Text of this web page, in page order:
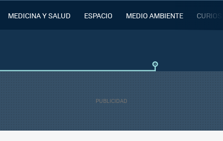
MEDICINA Y SALUD ESPACIO MEDIO AMBIENTE